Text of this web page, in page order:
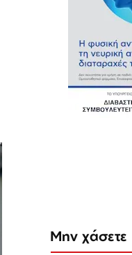
Μην χάσετε